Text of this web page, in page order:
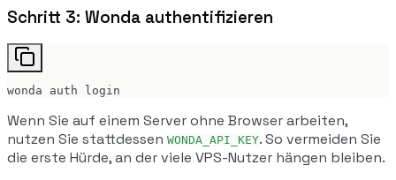
Schritt 3: Wonda authentifizieren
wonda auth login
Wenn Sie auf einem Server ohne Browser arbeiten,
nutzen Sie stattdessen WONDA_API_KEY. So vermeiden Sie
die erste Hürde, an der viele VPS-Nutzer hängen bleiben.